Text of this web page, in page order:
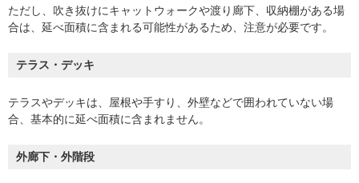
ただし、吹き抜けにキャットウォークや渡り廊下、収納棚がある場
合は、延べ面積に含まれる可能性があるため、注意が必要です。
テラス・デッキ
テラスやデッキは、屋根や手すり、外壁などで囲われていない場
合、基本的に延べ面積に含まれません。
外廊下・外階段